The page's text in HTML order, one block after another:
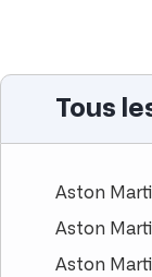
Tous
Aston
Aston
Aston